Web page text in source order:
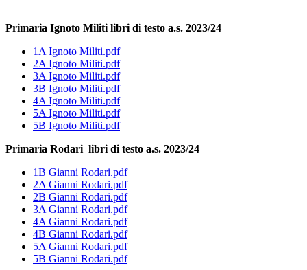
Primaria Ignoto Militi libri di testo a.s. 2023/24
1A Ignoto Militi.pdf
2A Ignoto Militi.pdf
3A Ignoto Militi.pdf
3B Ignoto Militi.pdf
4A Ignoto Militi.pdf
5A Ignoto Militi.pdf
5B Ignoto Militi.pdf
Primaria Rodari libri di testo a.s. 2023/24
1B Gianni Rodari.pdf
2A Gianni Rodari.pdf
2B Gianni Rodari.pdf
3A Gianni Rodari.pdf
4A Gianni Rodari.pdf
4B Gianni Rodari.pdf
5A Gianni Rodari.pdf
5B Gianni Rodari.pdf